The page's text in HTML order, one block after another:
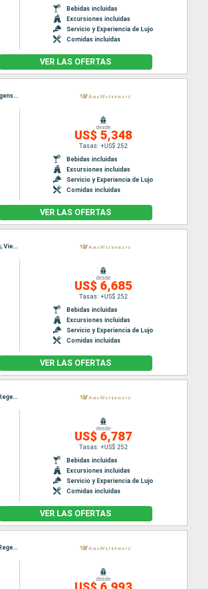
Bebidas incluidas
Excursiones incluidas
Servicio y Experiencia de Lujo
Comidas incluidas
VER LAS OFERTAS
Itinerario : Nuremberg, Budapest, Nuremberg, Regensburg, Viena, Passau, Melk, Passau, Melk, Viena, Regensburg, Nuremberg, Budapest, Nuremberg
desde
US$ 5,348
Tasas: +US$ 252
Bebidas incluidas
Excursiones incluidas
Servicio y Experiencia de Lujo
Comidas incluidas
VER LAS OFERTAS
Itinerario : Budapest, Nuremberg, Budapest, Nuremberg, Viena, Regensburg, Melk, Passau, Melk, Passau, Viena, Regensburg, Viena, Budapest, Nuremberg, Budapest
desde
US$ 6,685
Tasas: +US$ 252
Bebidas incluidas
Excursiones incluidas
Servicio y Experiencia de Lujo
Comidas incluidas
VER LAS OFERTAS
Itinerario : Budapest, Nuremberg, Budapest, Nuremberg, Viena, Regensburg, Melk, Passau, Melk, Viena, Regensburg, Viena, Nuremberg, Budapest, Nuremberg, Budapest
desde
US$ 6,787
Tasas: +US$ 252
Bebidas incluidas
Excursiones incluidas
Servicio y Experiencia de Lujo
Comidas incluidas
VER LAS OFERTAS
Itinerario : Budapest, Nuremberg, Budapest, Nuremberg, Viena, Regensburg, Melk, Passau, Melk, Viena, Regensburg, Viena, Nuremberg, Budapest, Nuremberg, Budapest
desde